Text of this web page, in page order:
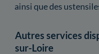
ainsi que des
Autres services
sur-Loire